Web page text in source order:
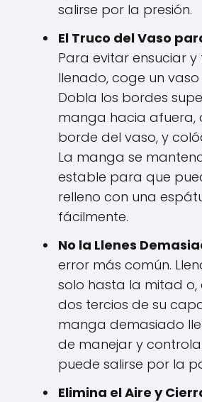
salirse por la presión.
El Truco del Vaso
Para evitar ensuciar
llenado, coge un
Dobla los bordes
manga hacia afuera,
borde del vaso, y
La manga se
estable para que
relleno con una
fácilmente.
No la Llenes
error más común.
solo hasta la mitad o,
dos tercios de su
manga demasiado
de manejar y
puede salirse por la
Elimina el Aire y